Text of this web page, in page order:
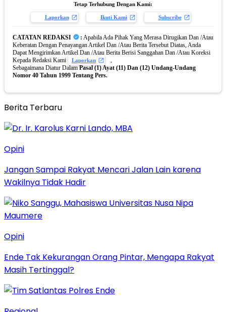
Tetap Terhubung Dengan Kami:
Laporkan Ikuti Kami Subscribe
CATATAN REDAKSI : Apabila Ada Pihak Yang Merasa Dirugikan Dan /Atau
Keberatan Dengan Penayangan Artikel Dan /Atau Berita Tersebut Diatas, Anda
Dapat Mengirimkan Artikel Dan /Atau Berita Berisi Sanggahan Dan /Atau Koreksi
Kepada Redaksi Kami
Laporkan
,
Sebagaimana Diatur DalamPasal (1) Ayat (11) Dan (12) Undang-Undang
Nomor 40 Tahun 1999 Tentang Pers.
Berita Terbaru
Opini
Jangan Sampai Rakyat Mencari Jalan Lain karena
Wakilnya Tidak Hadir
Opini
Ende Tak Kekurangan Orang Pintar, Mengapa Rakyat
Masih Tertinggal?